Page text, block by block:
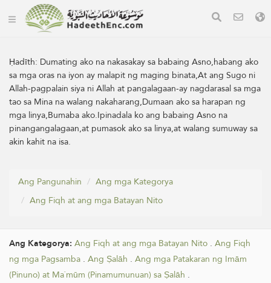
Ḥadīth: Dumating ako na nakasakay sa babaing Asno,habang ako
sa mga oras na iyon ay malapit ng maging binata,At ang Sugo ni
Allah-pagpalain siya ni Allah at pangalagaan-ay nagdarasal sa mga
tao sa Mina na walang nakaharang,Dumaan ako sa harapan ng
mga linya,Bumaba ako.Ipinadala ko ang babaing Asno na
pinangangalagaan,at pumasok ako sa linya,at walang sumuway sa
akin kahit na isa.
Ang Pangunahin
Ang mga Kategorya
Ang Fiqh at ang mga Batayan Nito
Ang Kategorya: Ang Fiqh at ang mga Batayan Nito . Ang Fiqh
ng mga Pagsamba . Ang Ṣalāh . Ang mga Patakaran ng Imām
(Pinuno) at Ma`mūm (Pinamumunuan) sa Ṣalāh .